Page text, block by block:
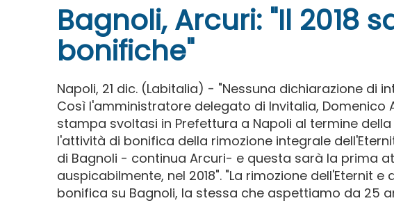
Bagnoli, Arcuri: "Il 2018
bonifiche"
Napoli, 21 dic. (Labitalia) - "Nessuna dichiarazione di
Così l'amministratore delegato di Invitalia, Domenico
stampa svoltasi in Prefettura a Napoli al termine
l'attività di bonifica della rimozione integrale
di Bagnoli - continua Arcuri- e questa sarà la prima
auspicabilmente, nel 2018". "La rimozione dell'Eternit
bonifica su Bagnoli, la stessa che aspettiamo da 25